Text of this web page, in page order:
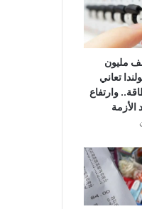
مليون
تعاني
وارتفاع
الأزمة